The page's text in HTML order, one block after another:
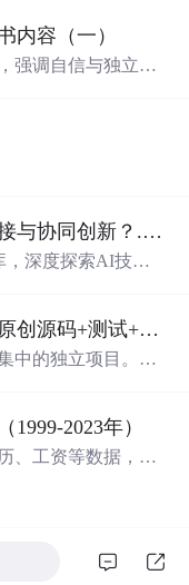
内容（一）
强调自信与独立的
园区如何推动科技资源精准对接与协同创新？.docx
，深度探索AI技术
技创新与产业创新仓颉测试套件不稳定性工具｜原创源码+测试+离线报告
中的独立项目。每
、运行说明、
运行依赖，不包含
2023年）
、工资等数据，包